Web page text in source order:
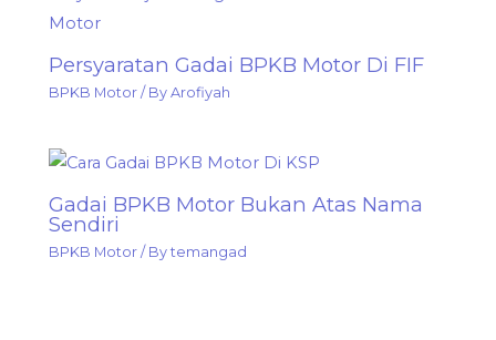
Persyaratan Gadai BPKB Motor Di FIF
BPKB Motor / ByArofiyah
Gadai BPKB Motor Bukan Atas Nama
Sendiri
BPKB Motor / Bytemangad